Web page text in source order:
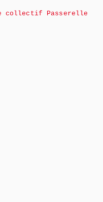
collectif Passerelle